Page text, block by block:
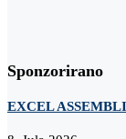
Sponzorirano
EXCEL